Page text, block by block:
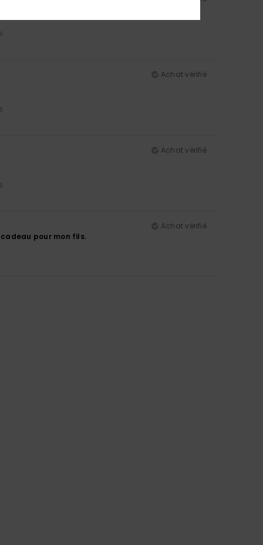
Achat vérifié
Achat vérifié
Achat vérifié
pour mon fils.